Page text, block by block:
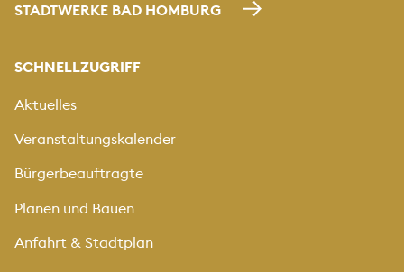
STADTWERKE BAD HOMBURG
SCHNELLZUGRIFF
Aktuelles
Veranstaltungskalender
Bürgerbeauftragte
Planen und Bauen
Anfahrt & Stadtplan